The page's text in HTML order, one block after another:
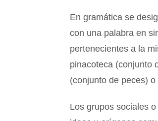
En gramática se
con una palabra en
pertenecientes a la
pinacoteca (conjunto
(conjunto de peces)
Los grupos sociales